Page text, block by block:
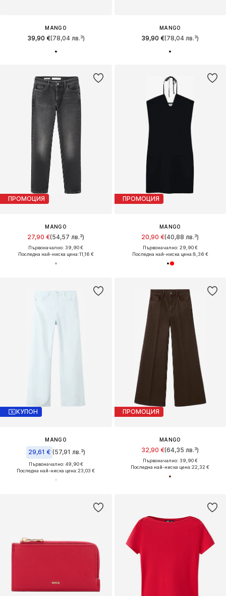
MANGO
39,90 €(78,04 лв.³)
MANGO
39,90 €(78,04 лв.³)
ПРОМОЦИЯ
MANGO
27,90 €(54,57 лв.³)
Първоначално: 39,90 €
Последна най-ниска цена:11,16 €
ПРОМОЦИЯ
MANGO
20,90 €(40,88 лв.³)
Първоначално: 29,90 €
Последна най-ниска цена:8,36 €
КУПОН
MANGO
29,61 € (57,91 лв.³)
Първоначално: 49,90 €
Последна най-ниска цена:23,03 €
ПРОМОЦИЯ
MANGO
32,90 €(64,35 лв.³)
Първоначално: 39,90 €
Последна най-ниска цена:22,32 €